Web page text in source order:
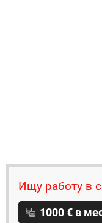
Ищу работу в
1000 € в